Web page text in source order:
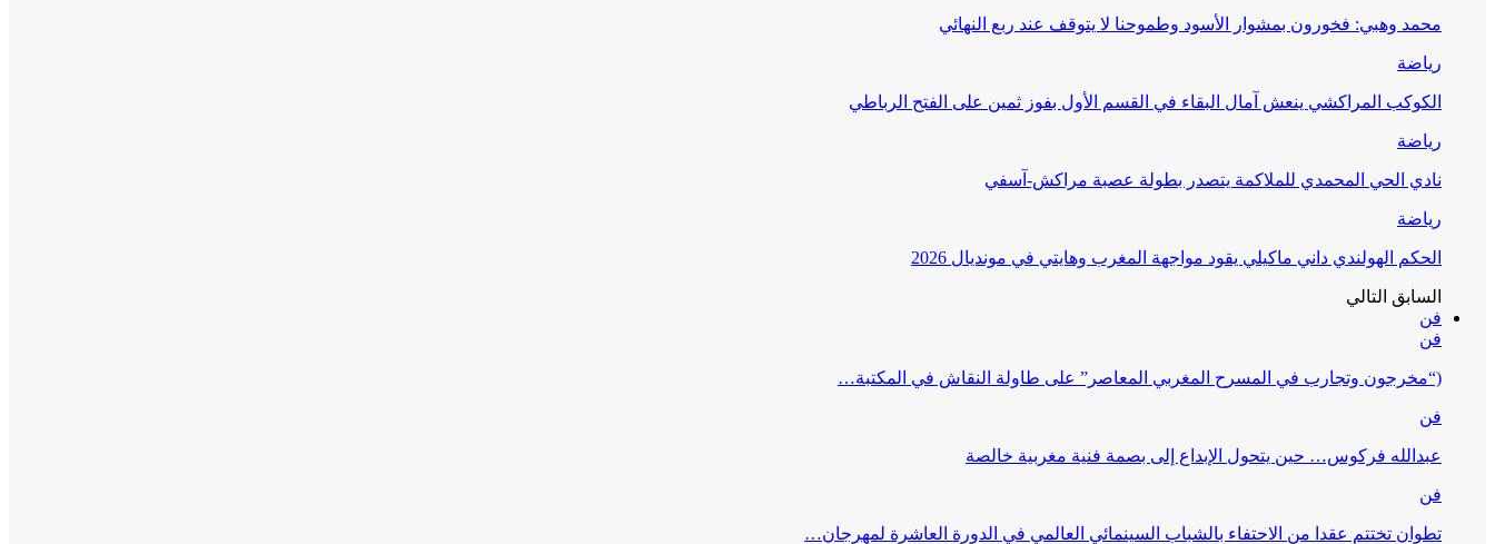
محمد وهبي: فخورون بمشوار الأسود وطموحنا لا يتوقف عند ربع النهائي
رياضة
الكوكب المراكشي ينعش آمال البقاء في القسم الأول بفوز ثمين على الفتح الرباطي
رياضة
نادي الحي المحمدي للملاكمة يتصدر بطولة عصبة مراكش-آسفي
رياضة
الحكم الهولندي داني ماكيلي يقود مواجهة المغرب وهايتي في مونديال 2026
السابق التالي
فن
فن
(“مخرجون وتجارب في المسرح المغربي المعاصر” على طاولة النقاش في المكتبة…
فن
عبدالله فركوس… حين يتحول الإبداع إلى بصمة فنية مغربية خالصة
فن
تطوان تختتم عقدا من الاحتفاء بالشباب السينمائي العالمي في الدورة العاشرة لمهرجان…